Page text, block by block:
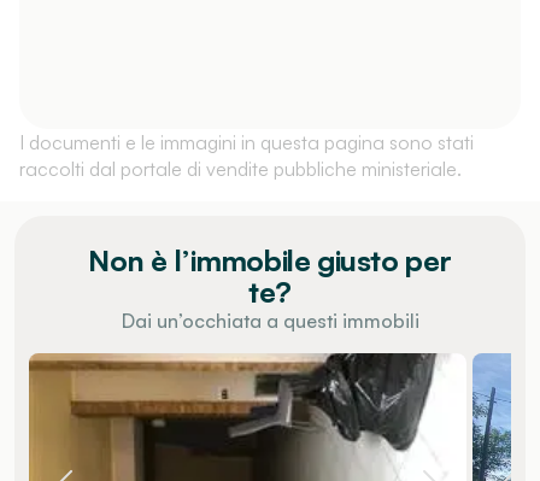
I documenti e le immagini in questa pagina sono stati
raccolti dal portale di vendite pubbliche ministeriale.
Non è l’immobile giusto per
te?
Dai un’occhiata a questi immobili